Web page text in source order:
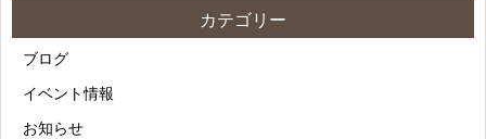
カテゴリー
ブログ
イベント情報
お知らせ